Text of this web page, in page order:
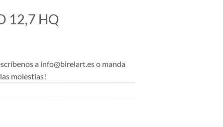
12,7 HQ
a info@birelart.es o manda
molestias!